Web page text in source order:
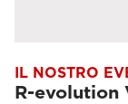
IL NOSTRO
R-evolution